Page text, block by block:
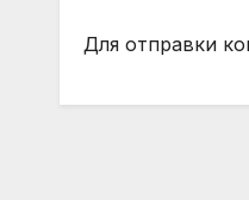
Для отправки